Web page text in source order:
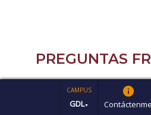
CAMPUS
GDL▼
info
Contáctenme
PREGUNTAS
¿Qué posgrados ofrece la